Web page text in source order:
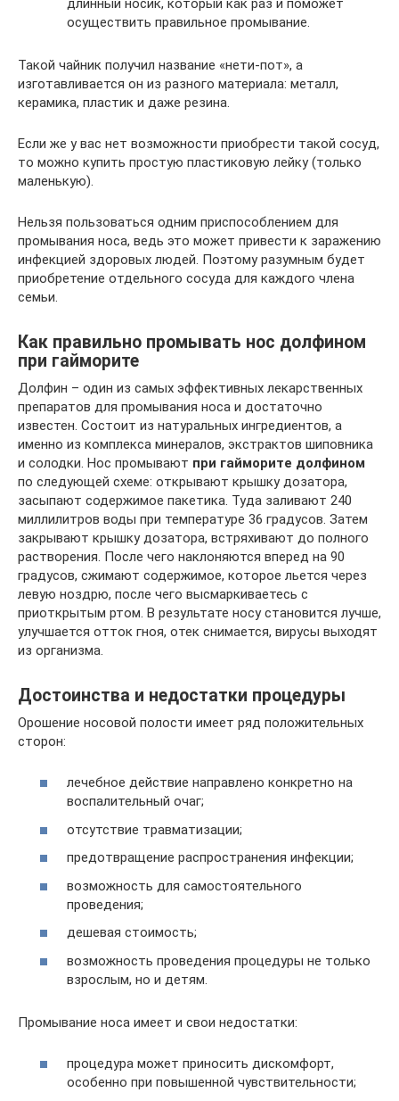
осуществить правильное промывание.
Такой чайник получил название «нети-пот», а
изготавливается он из разного материала: металл,
керамика, пластик и даже резина.
Если же у вас нет возможности приобрести такой сосуд,
то можно купить простую пластиковую лейку (только
маленькую).
Нельзя пользоваться одним приспособлением для
промывания носа, ведь это может привести к заражению
инфекцией здоровых людей. Поэтому разумным будет
приобретение отдельного сосуда для каждого члена
семьи.
Как правильно промывать нос долфином
при гайморите
Долфин – один из самых эффективных лекарственных
препаратов для промывания носа и достаточно
известен. Состоит из натуральных ингредиентов, а
именно из комплекса минералов, экстрактов шиповника
и солодки. Нос промывают при гайморите долфином
по следующей схеме: открывают крышку дозатора,
засыпают содержимое пакетика. Туда заливают 240
миллилитров воды при температуре 36 градусов. Затем
закрывают крышку дозатора, встряхивают до полного
растворения. После чего наклоняются вперед на 90
градусов, сжимают содержимое, которое льется через
левую ноздрю, после чего высмаркиваетесь с
приоткрытым ртом. В результате носу становится лучше,
улучшается отток гноя, отек снимается, вирусы выходят
из организма.
Достоинства и недостатки процедуры
Орошение носовой полости имеет ряд положительных
сторон:
лечебное действие направлено конкретно на
воспалительный очаг;
отсутствие травматизации;
предотвращение распространения инфекции;
возможность для самостоятельного
проведения;
дешевая стоимость;
возможность проведения процедуры не только
взрослым, но и детям.
Промывание носа имеет и свои недостатки:
процедура может приносить дискомфорт,
особенно при повышенной чувствительности;